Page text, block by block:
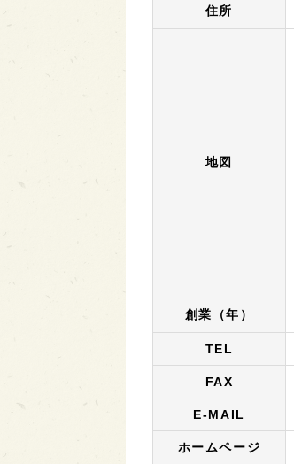
住所
地図
創業（年）
TEL
FAX
E-MAIL
ホームページ